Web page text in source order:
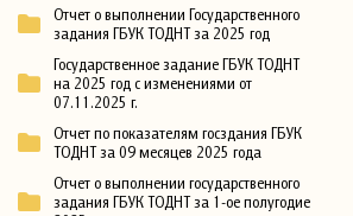
Отчет о выполнении Государственного
задания ГБУК ТОДНТ за 2025 год
Государственное задание ГБУК ТОДНТ
на 2025 год с изменениями от
07.11.2025 г.
Отчет по показателям госздания ГБУК
ТОДНТ за 09 месяцев 2025 года
Отчет о выполнении государственного
задания ГБУК ТОДНТ за 1-ое полугодие